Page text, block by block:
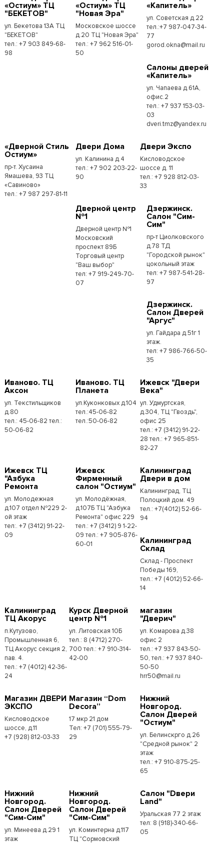
«Остиум» ТЦ
"БЕКЕТОВ"
ул. Бекетова 13А ТЦ
"БЕКЕТОВ"
тел.: +7 903 849-68-
98
«Остиум» ТЦ
"Новая Эра"
Московское шоссе
д.20 ТЦ "Новая Эра"
тел.: +7 962 516-01-
50
«Капитель»
ул. Советская д.22
тел.:+7 987-047-34-
77
gorod.okna@mail.ru
Cалоны дверей
«Капитель»
ул. Чапаева д.61А,
офис.2
тел.: +7 937 153-03-
03
dveri.tmz@yandex.ru
«Дверной Стиль
Остиум»
пр-т. Хусаина
Ямашева, 93 ТЦ
«Савиново»
тел.: +7 987 297-81-11
Двери Дома
ул. Калинина д.4
тел.: +7 902 203-22-
90
Двери Экспо
Кисловодское
шоссе д. 11
тел.: +7 928 812-03-
33
Дверной центр
№1
Дверной центр №1
Московский
проспект 89Б
Торговый центр
"Ваш выбор"
тел: +7 919-249-70-
07
Дзержинск.
Салон "Сим-
Сим"
пр-т Циолковского
д.78 ТД
"Городской рынок"
цокольный этаж
тел: +7 987-541-28-
97
Дзержинск.
Салон Дверей
"Аргус"
ул. Гайдара д.51г 1
этаж.
тел: +7 986-766-50-
35
Иваново. ТЦ
Аксон
ул. Текстильщиков
д.80
тел.: 45-06-82 тел.:
50-06-82
Иваново. ТЦ
Планета
ул.Куконковых д.104
тел.:45-06-82
тел.:50-06-82
Ижевск "Двери
Века"
ул. Удмуртская,
д.304, ТЦ "Гвоздь",
офис 25
тел.: +7 (3412) 91-22-
28 тел.: +7 965-851-
82-27
Ижевск ТЦ
"Азбука
Ремонта
ул. Молодежная
д.107 отдел №229 2-
ой этаж
тел:. +7 (3412) 91-22-
09
Ижевск
Фирменный
салон "Остиум"
ул. Молодёжная,
д.107Б ТЦ "Азбука
Ремонта" офис 229
тел.: +7 (3412) 9 1-22-
09 тел.: +7 905-876-
60-01
Калининград
Двери в дом
Калининград, ТЦ
Полоцкий дом. 49
тел.: +7(4012) 52-66-
94
Калининград
Склад
Склад - Проспект
Победы 169,
тел.:​ +7 (4012) 52-66-
14
Калининград
ТЦ Акорус
п.Кутузово,
Промышленная 6,
ТЦ Акорус секция 2,
пав. 4.
тел.: +7 (4012) 42-36-
24
Курск Дверной
центр №1
ул. Литовская 10Б
тел.: 8 (4712) 270-
700 тел.: +7 910-314-
42-00
магазин
"Дверич"
ул. Комарова д.38
офис 2
тел.: +7 937 843-50-
50, тел.: +7 937 840-
50-50
hrr50@mail.ru
Магазин ДВЕРИ
ЭКСПО
Кисловодское
шоссе, д.11
+7 (928) 812-03-33
Магазин “Dom
Decora”
17 мкр 21 дом
Тел: +7 (701) 555-79-
29
Нижний
Новгород.
Салон Дверей
"Остиум"
ул. Белинскрго д.26
"Средной рынок" 2
этаж
тел.: +7 910-875-25-
65
Нижний
Новгород.
Салон Дверей
"Сим-Сим"
ул. Минеева д.29 1
этаж
Нижний
Новгород.
Салон Дверей
"Сим-Сим"
ул. Коминтерна д.117
ТЦ "Сормовский
Салон "Dвери
Land"
Уральская 77 2 этаж
тел: 8 (918)-340-66-
05